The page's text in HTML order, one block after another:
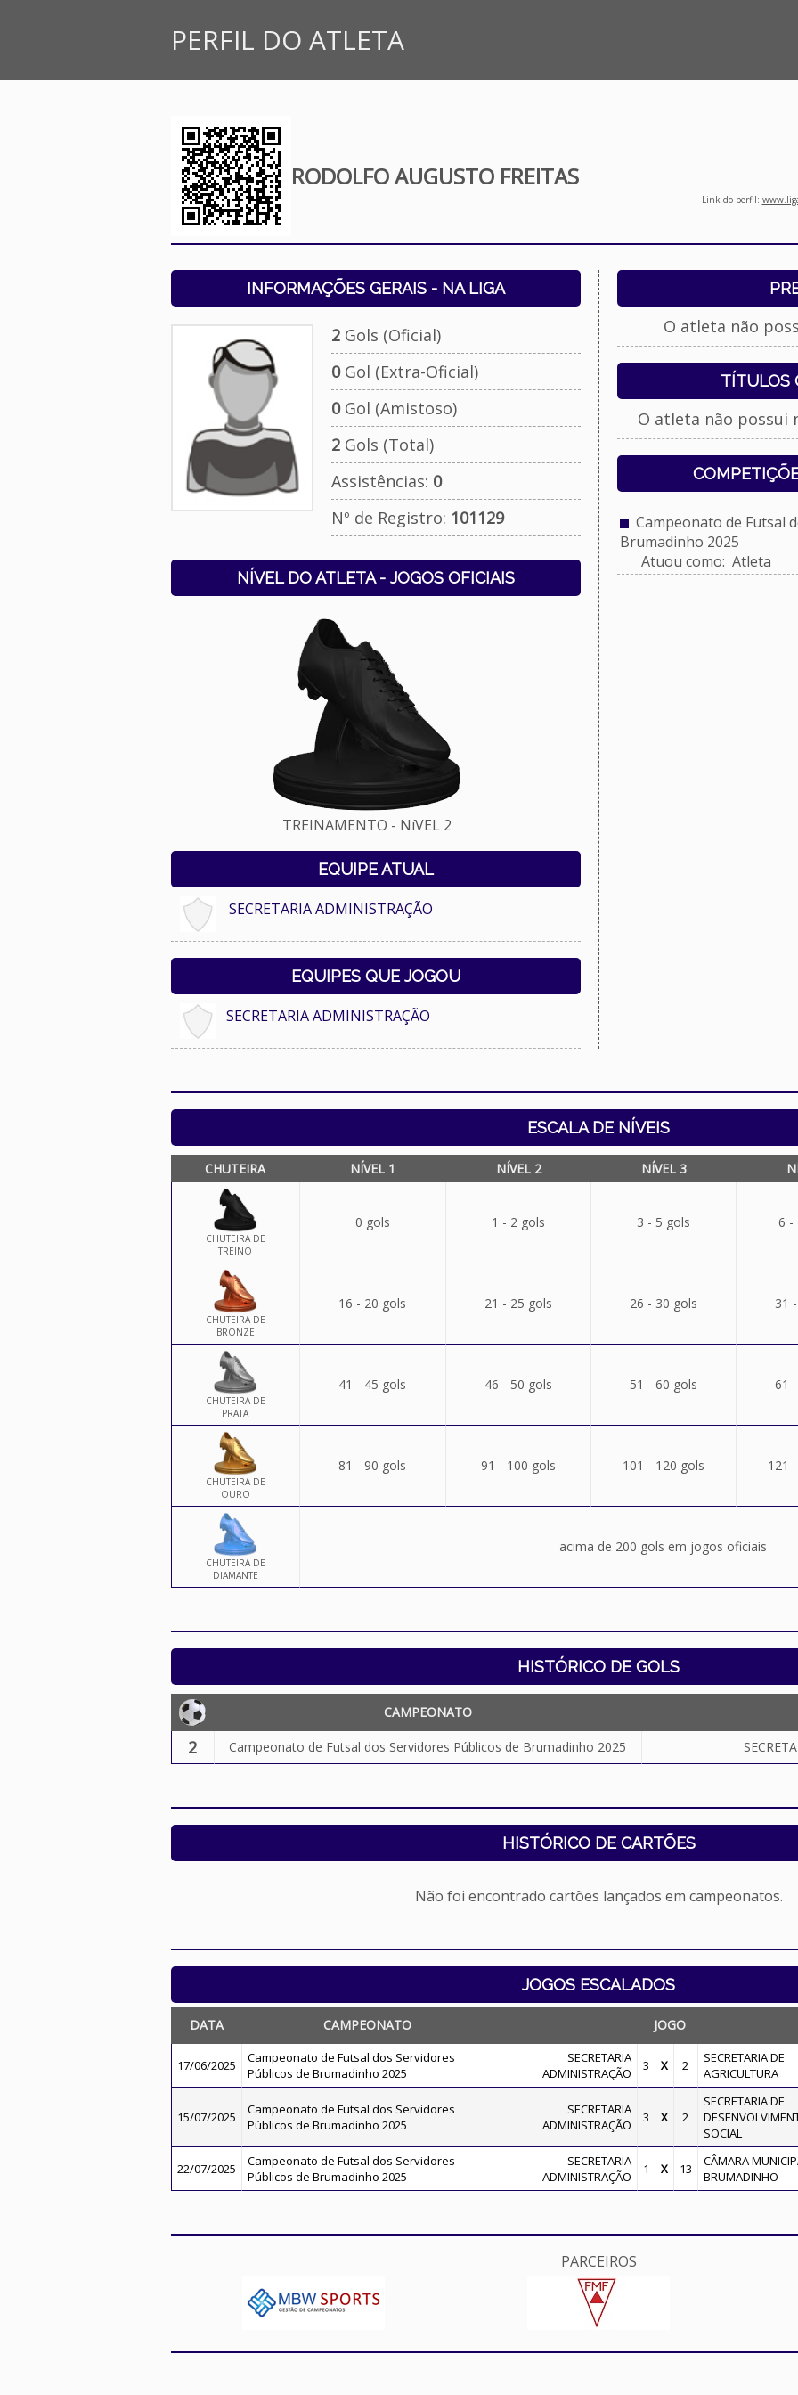
PERFIL DO ATLETA
RODOLFO AUGUSTO FREITAS
Link do perfil:
INFORMAÇÕES GERAIS - NA LIGA
2Gols (Oficial)
0Gol (Extra-Oficial)
0Gol (Amistoso)
2Gols (Total)
Assistências: 0
Nº de Registro: 101129
NÍVEL DO ATLETA - JOGOS OFICIAIS
TREINAMENTO - NíVEL 2
EQUIPE ATUAL
SECRETARIA ADMINISTRAÇÃO
EQUIPES QUE JOGOU
SECRETARIA ADMINISTRAÇÃO
O atleta não
TÍTULOS
O atleta não possui
Campeonato de Futsal
Brumadinho 2025
Atuou como: Atleta
ESCALA DE NÍVEIS
CHUTEIRA NÍVEL 1 NÍVEL 2 NÍVEL 3
CHUTEIRA DE
TREINO
0 gols 1 - 2 gols 3 - 5 gols 6 -
CHUTEIRA DE
BRONZE
16 - 20 gols 21 - 25 gols 26 - 30 gols 31
CHUTEIRA DE
PRATA
41 - 45 gols 46 - 50 gols 51 - 60 gols 61
CHUTEIRA DE
OURO
81 - 90 gols 91 - 100 gols 101 - 120 gols 121
CHUTEIRA DE
DIAMANTE
acima de 200 gols em jogos oficiais
HISTÓRICO DE GOLS
CAMPEONATO
2 Campeonato de Futsal dos Servidores Públicos de Brumadinho 2025
HISTÓRICO DE CARTÕES
Não foi encontrado cartões lançados em campeonatos.
JOGOS ESCALADOS
DATA CAMPEONATO JOGO
17/06/2025
Campeonato de Futsal dos Servidores
Públicos de Brumadinho 2025
SECRETARIA
ADMINISTRAÇÃO
3 X 2
SECRETARIA DE
AGRICULTURA
15/07/2025
Campeonato de Futsal dos Servidores
Públicos de Brumadinho 2025
SECRETARIA
ADMINISTRAÇÃO
3 X 2
SECRETARIA DE
SOCIAL
22/07/2025
Campeonato de Futsal dos Servidores
Públicos de Brumadinho 2025
SECRETARIA
ADMINISTRAÇÃO
1 X 13
CÂMARA
BRUMADINHO
PARCEIROS